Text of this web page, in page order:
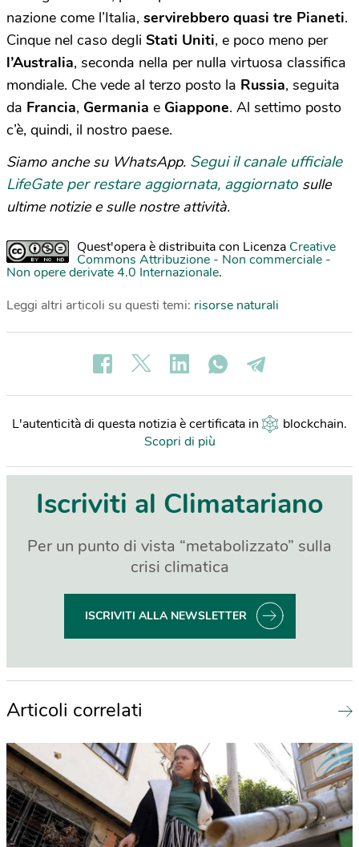
nazione come l’Italia, servirebbero quasi tre Pianeti.
Cinque nel caso degli Stati Uniti, e poco meno per
l’Australia, seconda nella per nulla virtuosa classifica
mondiale. Che vede al terzo posto la Russia, seguita
da Francia, Germania e Giappone. Al settimo posto
c’è, quindi, il nostro paese.
Siamo anche su WhatsApp. Segui il canale ufficiale
LifeGate per restare aggiornata, aggiornato sulle
ultime notizie e sulle nostre attività.
Quest'opera è distribuita con Licenza Creative
Commons Attribuzione - Non commerciale -
Non opere derivate 4.0 Internazionale.
Leggi altri articoli su questi temi: risorse naturali
L'autenticità di questa notizia è certificata in blockchain.
Scopri di più
Iscriviti al Climatariano
Per un punto di vista “metabolizzato” sulla
crisi climatica
ISCRIVITI ALLA NEWSLETTER
Articoli correlati